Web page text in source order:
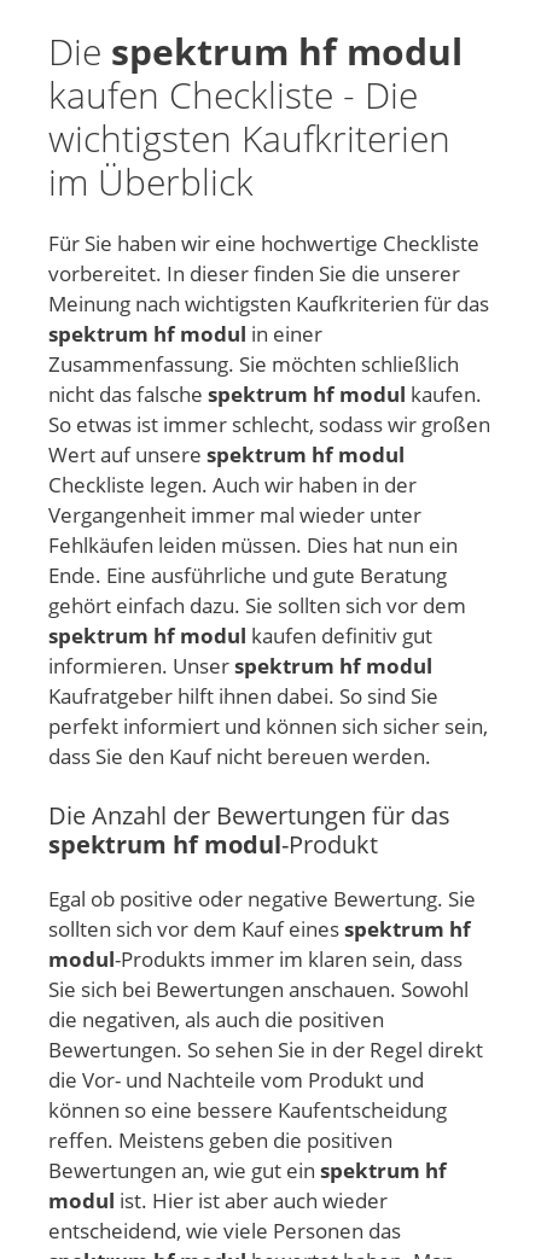
Die spektrum hf modul
kaufen Checkliste - Die
wichtigsten Kaufkriterien
im Überblick
Für Sie haben wir eine hochwertige Checkliste
vorbereitet. In dieser finden Sie die unserer
Meinung nach wichtigsten Kaufkriterien für das
spektrum hf modul in einer
Zusammenfassung. Sie möchten schließlich
nicht das falsche spektrum hf modul kaufen.
So etwas ist immer schlecht, sodass wir großen
Wert auf unsere spektrum hf modul
Checkliste legen. Auch wir haben in der
Vergangenheit immer mal wieder unter
Fehlkäufen leiden müssen. Dies hat nun ein
Ende. Eine ausführliche und gute Beratung
gehört einfach dazu. Sie sollten sich vor dem
spektrum hf modul kaufen definitiv gut
informieren. Unserspektrum hf modul
Kaufratgeber hilft ihnen dabei. So sind Sie
perfekt informiert und können sich sicher sein,
dass Sie den Kauf nicht bereuen werden.
Die Anzahl der Bewertungen für das
spektrum hf modul-Produkt
Egal ob positive oder negative Bewertung. Sie
sollten sich vor dem Kauf einesspektrum hf
modul-Produkts immer im klaren sein, dass
Sie sich bei Bewertungen anschauen. Sowohl
die negativen, als auch die positiven
Bewertungen. So sehen Sie in der Regel direkt
die Vor- und Nachteile vom Produkt und
können so eine bessere Kaufentscheidung
reffen. Meistens geben die positiven
Bewertungen an, wie gut ein spektrum hf
modul ist. Hier ist aber auch wieder
entscheidend, wie viele Personen das